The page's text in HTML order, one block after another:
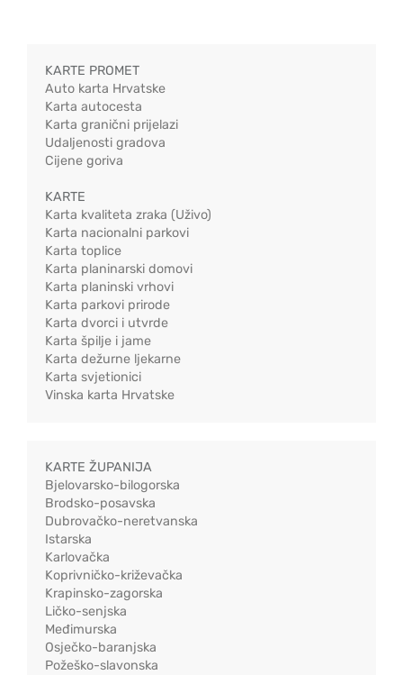
KARTE PROMET
Auto karta Hrvatske
Karta autocesta
Karta granični prijelazi
Udaljenosti gradova
Cijene goriva
KARTE
Karta kvaliteta zraka (Uživo)
Karta nacionalni parkovi
Karta toplice
Karta planinarski domovi
Karta planinski vrhovi
Karta parkovi prirode
Karta dvorci i utvrde
Karta špilje i jame
Karta dežurne ljekarne
Karta svjetionici
Vinska karta Hrvatske
KARTE ŽUPANIJA
Bjelovarsko-bilogorska
Brodsko-posavska
Dubrovačko-neretvanska
Istarska
Karlovačka
Koprivničko-križevačka
Krapinsko-zagorska
Ličko-senjska
Međimurska
Osječko-baranjska
Požeško-slavonska